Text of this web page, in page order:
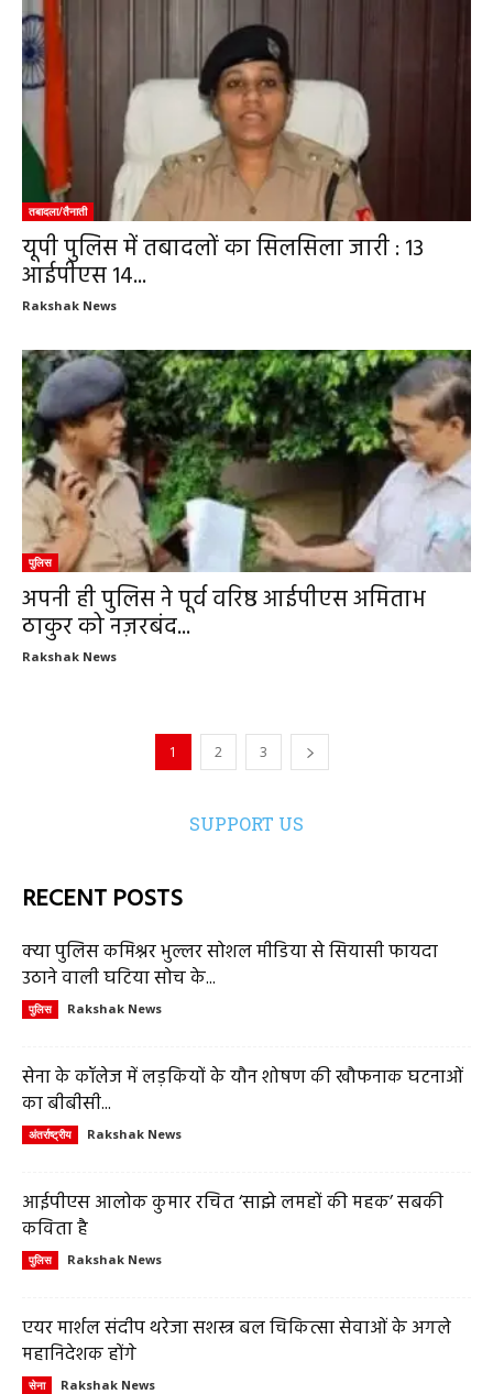
तबादला/तैनाती
यूपी पुलिस में तबादलों का सिलसिला जारी : 13
आईपीएस 14...
Rakshak News
पुलिस
अपनी ही पुलिस ने पूर्व वरिष्ठ आईपीएस अमिताभ
ठाकुर को नज़रबंद...
Rakshak News
1 2 3
SUPPORT US
RECENT POSTS
क्या पुलिस कमिश्नर भुल्लर सोशल मीडिया से सियासी फायदा
उठाने वाली घटिया सोच के...
पुलिस Rakshak News
सेना के कॉलेज में लड़कियों के यौन शोषण की खौफनाक घटनाओं
का बीबीसी...
अंतर्राष्ट्रीय Rakshak News
आईपीएस आलोक कुमार रचित ‘साझे लमहों की महक’ सबकी
कविता है
पुलिस Rakshak News
एयर मार्शल संदीप थरेजा सशस्त्र बल चिकित्सा सेवाओं के अगले
महानिदेशक होंगे
सेना Rakshak News